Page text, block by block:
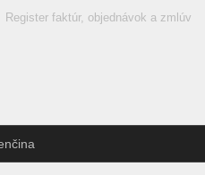
Register faktúr, objednávok a zmlúv